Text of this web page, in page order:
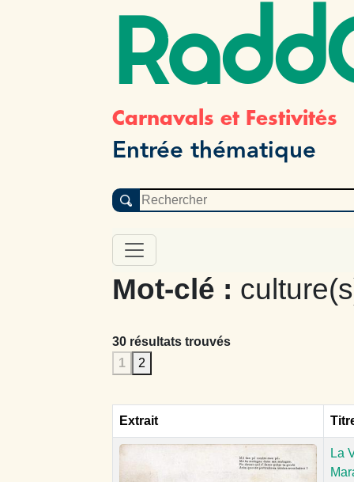
Carnavals et Festivités
Entrée thématique
Mot-clé :
30 résultats trouvés
1
2
Extrait
La